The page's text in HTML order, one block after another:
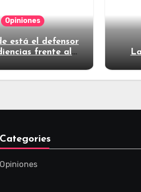
Opiniones
está el defensor
frente al
Categories
Opiniones